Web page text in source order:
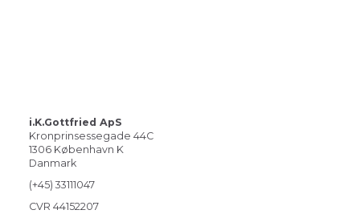
i.K.Gottfried ApS
Kronprinsessegade 44C
1306 København K
Danmark
(+45) 33111047
CVR 44152207